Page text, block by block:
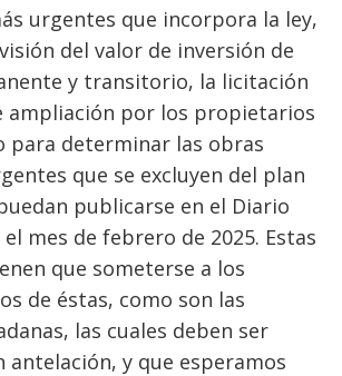
urgentes que incorpora la ley,
del valor de inversión de
y transitorio, la licitación
ampliación por los propietarios
para determinar las obras
que se excluyen del plan
publicarse en el Diario
mes de febrero de 2025. Estas
que someterse a los
de éstas, como son las
las cuales deben ser
antelación, y que esperamos